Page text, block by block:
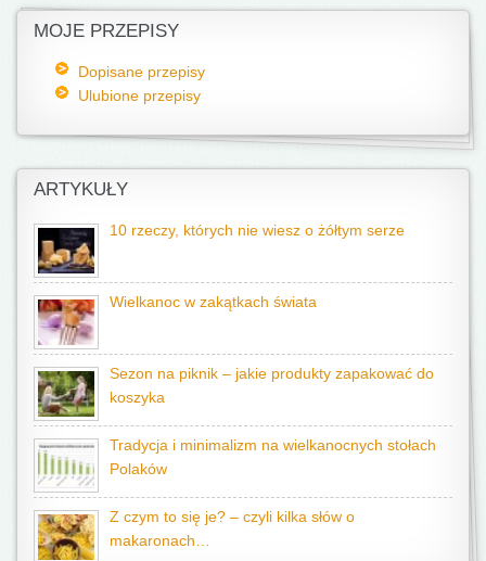
MOJE PRZEPISY
Dopisane przepisy
Ulubione przepisy
ARTYKUŁY
10 rzeczy, których nie wiesz o żółtym serze
Wielkanoc w zakątkach świata
Sezon na piknik – jakie produkty zapakować do
koszyka
Tradycja i minimalizm na wielkanocnych stołach
Polaków
Z czym to się je? – czyli kilka słów o
makaronach…